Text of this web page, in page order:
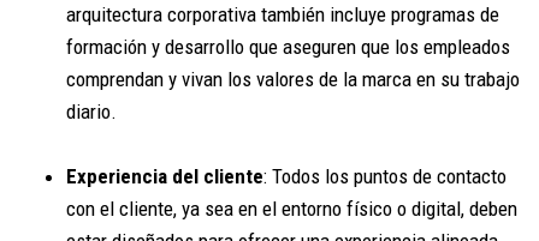
arquitectura corporativa también incluye programas de
formación y desarrollo que aseguren que los empleados
comprendan y vivan los valores de la marca en su trabajo
diario.
Experiencia del cliente: Todos los puntos de contacto
con el cliente, ya sea en el entorno físico o digital, deben